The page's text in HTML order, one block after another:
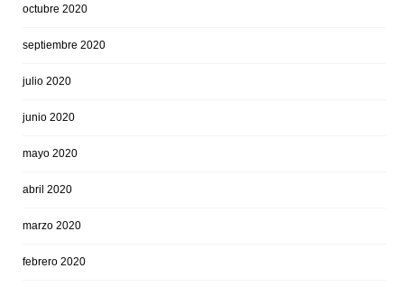
octubre 2020
septiembre 2020
julio 2020
junio 2020
mayo 2020
abril 2020
marzo 2020
febrero 2020